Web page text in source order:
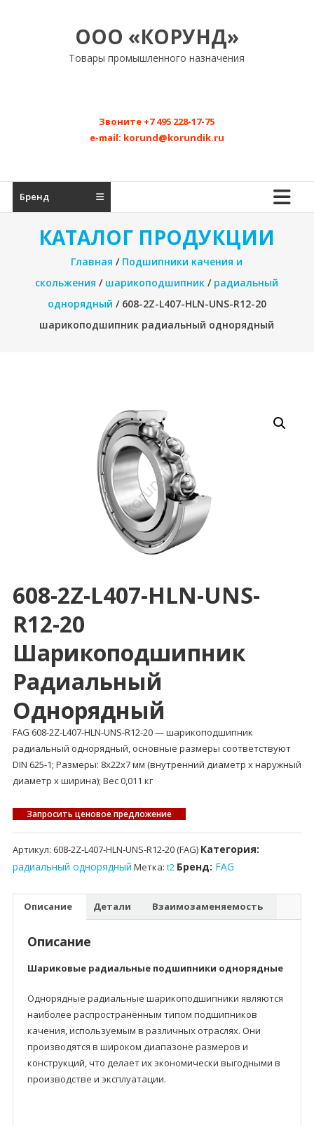
ООО «КОРУНД»
Товары промышленного назначения
Звоните +7 495 228-17-75
e-mail: korund@korundik.ru
Бренд
КАТАЛОГ ПРОДУКЦИИ
Главная / Подшипники качения и
скольжения / шарикоподшипник / радиальный
однорядный / 608-2Z-L407-HLN-UNS-R12-20
шарикоподшипник радиальный однорядный
608-2Z-L407-HLN-UNS-
R12-20
Шарикоподшипник
Радиальный
Однорядный
FAG 608-2Z-L407-HLN-UNS-R12-20 — шарикоподшипник
радиальный однорядный, основные размеры соответствуют
DIN 625-1; Размеры: 8x22x7 мм (внутренний диаметр x наружный
диаметр x ширина); Вес 0,011 кг
Запросить ценовое предложение
Артикул: 608-2Z-L407-HLN-UNS-R12-20 (FAG) Категория:
радиальный однорядный Метка: t2 Бренд: FAG
Описание Детали Взаимозаменяемость
Описание
Шариковые радиальные подшипники однорядные
Однорядные радиальные шарикоподшипники являются
наиболее распространённым типом подшипников
качения, используемым в различных отраслях. Они
производятся в широком диапазоне размеров и
конструкций, что делает их экономически выгодными в
производстве и эксплуатации.